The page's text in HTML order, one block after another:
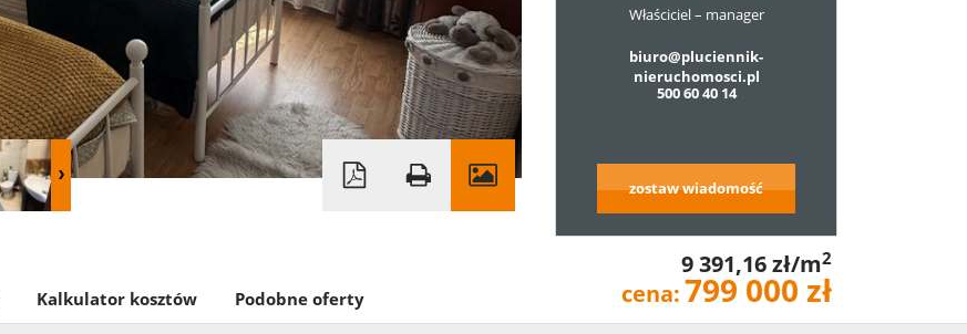
Właściciel – manager
biuro@pluciennik-
nieruchomosci.pl
500 60 40 14
zostaw wiadomość
9 391,16 zł/m2
cena:799 000 zł
Kalkulator kosztów Podobne oferty